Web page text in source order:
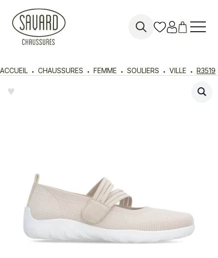
ACCUEIL CHAUSSURES FEMME SOULIERS VILLE R3519
♥︎